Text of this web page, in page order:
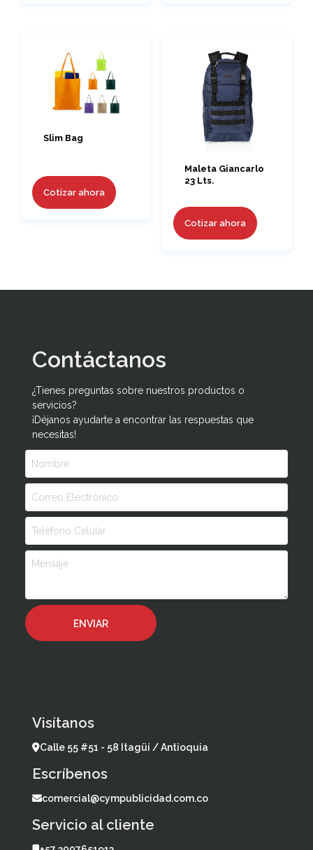
Slim Bag
Cotizar ahora
Maleta Giancarlo
23 Lts.
Cotizar ahora
Contáctanos
¿Tienes preguntas sobre nuestros productos o
servicios?
¡Déjanos ayudarte a encontrar las respuestas que
necesitas!
Visítanos
Calle 55 #51 - 58 Itagüí / Antioquia
Escríbenos
comercial@cympublicidad.com.co
Servicio al cliente